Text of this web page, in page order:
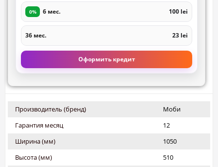
0% 6 мес. 100 lei
36 мес. 23 lei
Оформить кредит
Производитель (бренд)
Моби
Гарантия месяц
12
Ширина (мм)
1050
Высота (мм)
510